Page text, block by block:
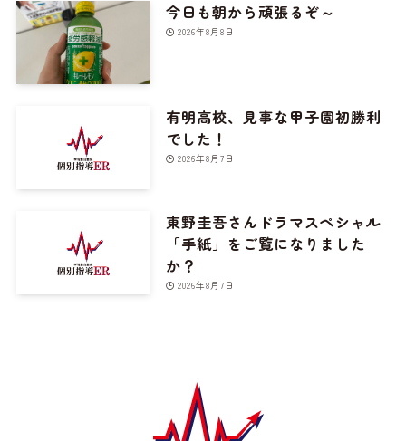
今日も朝から頑張るぞ～
2026年8月8日
有明高校、見事な甲子園初勝利
でした！
2026年8月7日
東野圭吾さんドラマスペシャル
「手紙」をご覧になりました
か？
2026年8月7日